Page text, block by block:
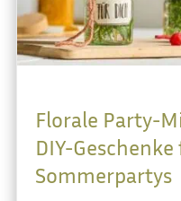
Florale Party-
DIY-
Sommerpartys